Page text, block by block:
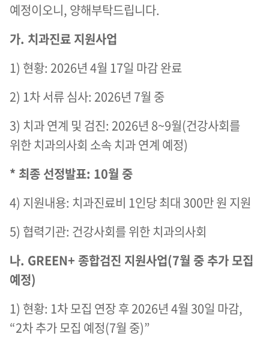
예정이오니, 양해부탁드립니다.
가. 치과진료 지원사업
1) 현황: 2026년 4월 17일 마감 완료
2) 1차 서류 심사: 2026년 7월 중
3) 치과 연계 및 검진: 2026년 8~9월(건강사회를
위한 치과의사회 소속 치과 연계 예정)
* 최종 선정발표: 10월 중
4) 지원내용: 치과진료비 1인당 최대 300만 원 지원
5) 협력기관: 건강사회를 위한 치과의사회
나. GREEN+ 종합검진 지원사업(7월 중 추가 모집
예정)
1) 현황: 1차 모집 연장 후 2026년 4월 30일 마감,
“2차 추가 모집 예정(7월 중)”